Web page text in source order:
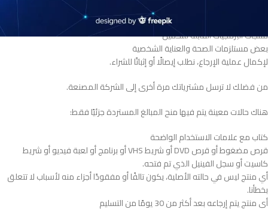
منتجات البرمجيات القابلة للتحميل
بعض مستلزمات الصحة والعناية الشخصية
لإكمال عملية الإرجاع، نطلب إيصالًا أو إثباتًا للشراء.
من فضلك لا ترسل مشترياتك مرة أخرى إلى الشركة المصنعة.
هناك حالات معينة يتم فيها منح المبالغ المستردة جزئيًا فقط:
كتاب مع علامات الاستخدام الواضحة
قرص مضغوط أو قرص DVD أو شريط VHS أو برنامج أو لعبة فيديو أو شريط
كاسيت أو سجل الفينيل الذي تم فتحه.
أي منتج ليس في حالته الأصلية، يكون تالفًا أو مفقودًا أجزاء منه لأسباب لا تتعلق
بخطأنا.
أي منتج يتم إرجاعه بعد أكثر من 30 يومًا من التسليم